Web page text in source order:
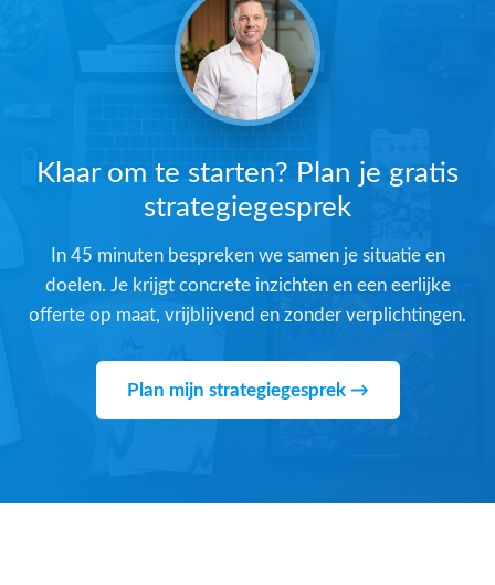
Klaar om te starten? Plan je gratis
strategiegesprek
In 45 minuten bespreken we samen je situatie en
doelen. Je krijgt concrete inzichten en een eerlijke
offerte op maat, vrijblijvend en zonder verplichtingen.
Plan mijn strategiegesprek →